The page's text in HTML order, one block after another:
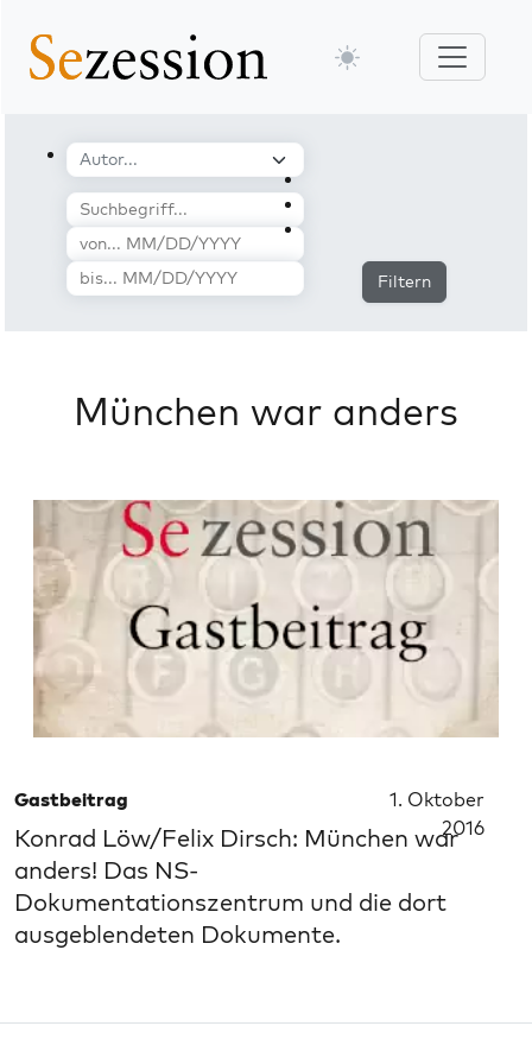
Filtern
München war anders
Gastbeitrag
1. Oktober
2016
Konrad Löw/Felix Dirsch: München war
anders! Das NS-
Dokumentationszentrum und die dort
ausgeblendeten Dokumente.